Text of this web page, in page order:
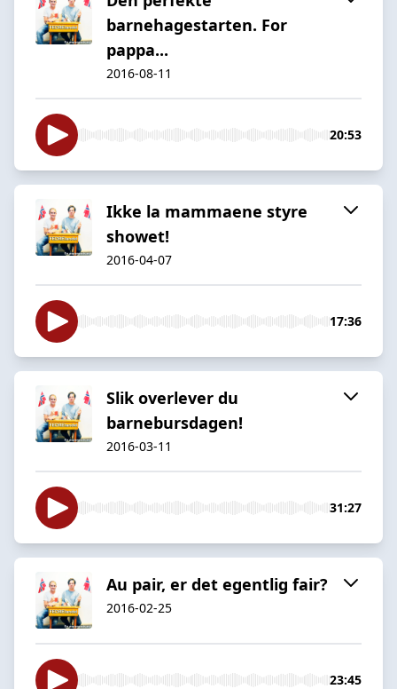
barnehagestarten. For
pappa...
2016-08-11
20:53
Ikke la mammaene styre
showet!
2016-04-07
17:36
Slik overlever du
barnebursdagen!
2016-03-11
31:27
Au pair, er det egentlig fair?
2016-02-25
23:45